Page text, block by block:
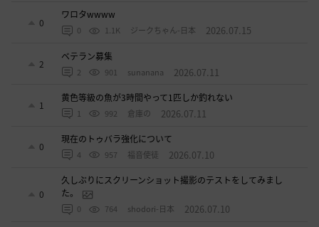
0
ワロタwwww
0 1.1K ジークちゃん-日本 2026.07.15
2
ベテラン募集
2 901 sunanana 2026.07.11
1
黄色等級の魚が3時間やって1匹しか釣れない
1 992 倉庫の 2026.07.11
0
現在のトゥバラ強化について
4 957 福音使徒 2026.07.10
0
久しぶりにスクリーンショット撮影のテストをしてみまし
た。
0 764 shodori-日本 2026.07.10